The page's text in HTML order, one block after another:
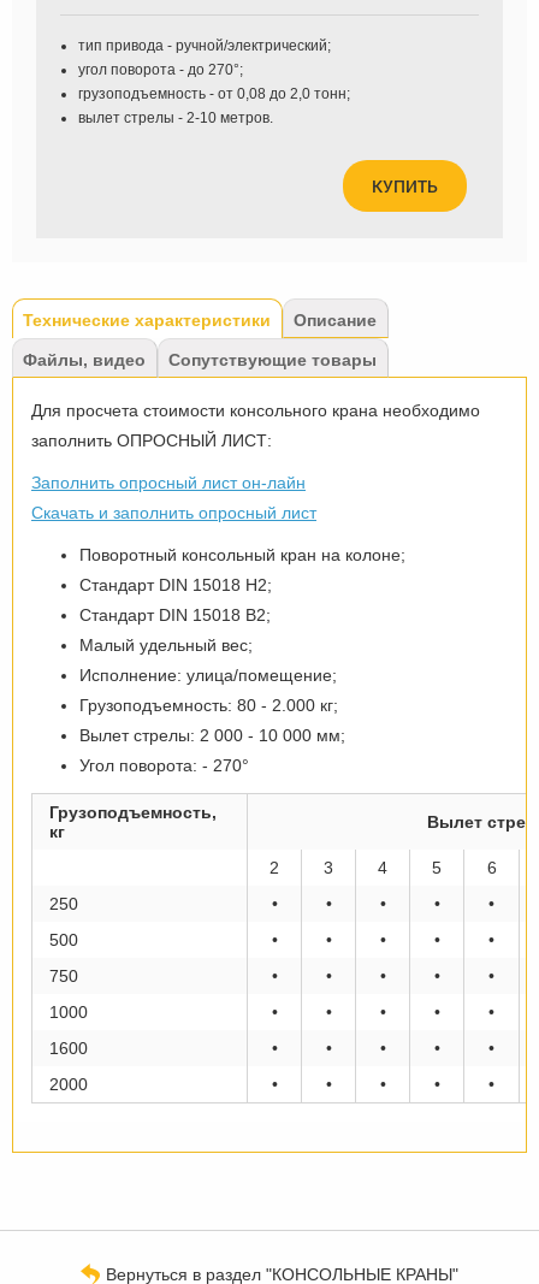
КУПИТЬ
тип привода - ручной/электрический;
угол поворота - до 270°;
грузоподъемность - от 0,08 до 2,0 тонн;
вылет стрелы - 2-10 метров.
Tabs
Технические характеристики (активная
вкладка)
Описание
Файлы, видео Сопутствующие товары
Для просчета стоимости консольного крана необходимо
заполнить ОПРОСНЫЙ ЛИСТ:
Заполнить опросный лист он-лайн
Скачать и заполнить опросный лист
Поворотный консольный кран на колоне;
Стандарт DIN 15018 H2;
Стандарт DIN 15018 B2;
Малый удельный вес;
Исполнение: улица/помещение;
Грузоподъемность: 80 - 2.000 кг;
Вылет стрелы: 2 000 - 10 000 мм;
Угол поворота: - 270°
Грузоподъемность,
кг
Вылет
2 3 4 5
6
250
• • • •
•
500
• • • •
•
750
• • • •
•
1000
• • • •
•
1600
• • • •
•
2000
• • • • •
Вернуться в раздел "КОНСОЛЬНЫЕ КРАНЫ"